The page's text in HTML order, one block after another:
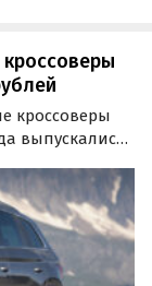
кроссоверы
выпускались
в начале